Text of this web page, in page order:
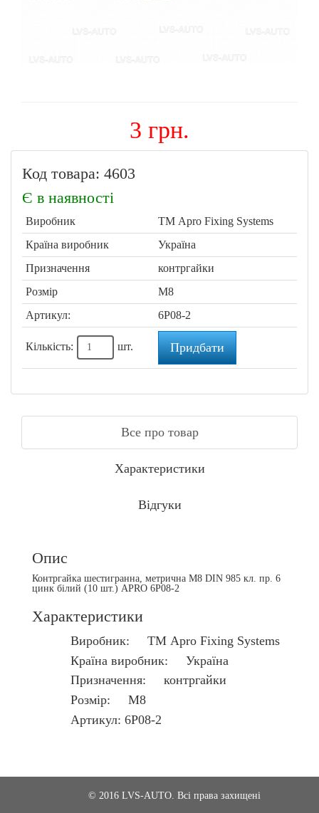
3 грн.
Код товара: 4603
Є в наявності
Виробник
ТМ Apro Fixing Systems
Країна виробник
Україна
Призначення
контргайки
Розмір
M8
Артикул:
6P08-2
Кількість: шт. Придбати
Все про товар
Характеристики
Відгуки
Опис
Контргайка шестигранна, метрична М8 DIN 985 кл. пр. 6
цинк білий (10 шт.) APRO 6P08-2
Характеристики
Виробник: ТМ Apro Fixing Systems
Країна виробник: Україна
Призначення: контргайки
Розмір: M8
Артикул: 6P08-2
© 2016 LVS-AUTO. Всі права захищені